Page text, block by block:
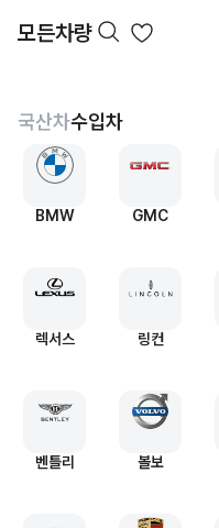
모든차량
국산차수입차
BMW GMC
렉서스 링컨
벤틀리 볼보